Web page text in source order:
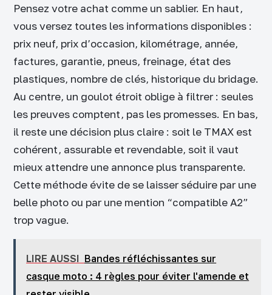
Pensez votre achat comme un sablier. En haut,
vous versez toutes les informations disponibles :
prix neuf, prix d’occasion, kilométrage, année,
factures, garantie, pneus, freinage, état des
plastiques, nombre de clés, historique du bridage.
Au centre, un goulot étroit oblige à filtrer : seules
les preuves comptent, pas les promesses. En bas,
il reste une décision plus claire : soit le TMAX est
cohérent, assurable et revendable, soit il vaut
mieux attendre une annonce plus transparente.
Cette méthode évite de se laisser séduire par une
belle photo ou par une mention “compatible A2”
trop vague.
LIRE AUSSI Bandes réfléchissantes sur
casque moto : 4 règles pour éviter l'amende et